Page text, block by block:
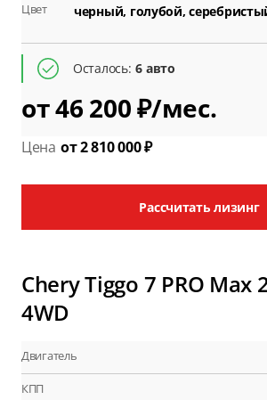
Цвет
черный, голубой,
от 46 200 ₽/мес.
Цена от 2 810 000 ₽
Рассчитать лизинг
Осталось: 6 авто
Chery Tiggo 7 PRO Max
4WD
Двигатель
КПП